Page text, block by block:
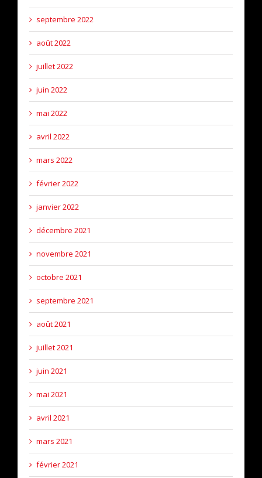
septembre 2022
août 2022
juillet 2022
juin 2022
mai 2022
avril 2022
mars 2022
février 2022
janvier 2022
décembre 2021
novembre 2021
octobre 2021
septembre 2021
août 2021
juillet 2021
juin 2021
mai 2021
avril 2021
mars 2021
février 2021